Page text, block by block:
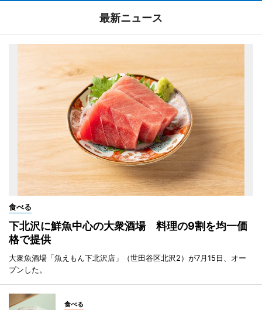
最新ニュース
食べる
下北沢に鮮魚中心の大衆酒場 料理の9割を均一価
格で提供
大衆魚酒場「魚えもん下北沢店」（世田谷区北沢2）が7月15日、オー
プンした。
食べる